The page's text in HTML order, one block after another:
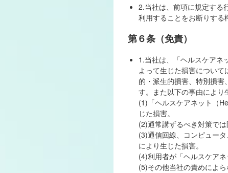
2.当社は、前項に規定する
利用することをお断りする
第６条（免責）
1.当社は、「ヘルスケアネ
よって生じた損害につい
的・派生的損害、特別損
す。また以下の事由により
(1)「ヘルスケアネット（
じた損害。
(2)通常講ずるべき対策で
(3)通信回線、コンピュー
により生じた損害。
(4)利用者が「ヘルスケア
(5)その他当社の責めによら